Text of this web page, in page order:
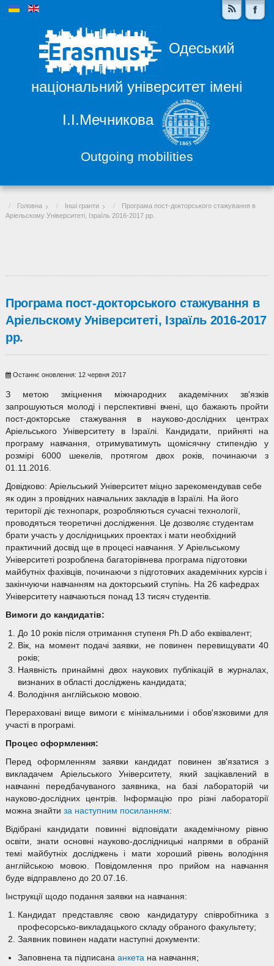
Одеський
національний університет імені
І.І.Мечникова
Outgoing mobilities
Головна Інші гранти
Програма пост-докторського стажування в
Аріельскому Університеті, Ізраїль 2016-2017 рр.
Програма пост-докторського стажування в
Аріельскому Університеті, Ізраїль 2016-2017
рр.
Останнє оновлення: 12 червня 2017
З метою зміцнення міжнародних академічних зв'язків
запрошуються молоді і перспективні вчені, що бажають пройти
пост-докторське стажування в науково-дослідних центрах
Аріельського Університету в Ізраїлі. Кандидати, прийняті на
програму навчання, отримуватимуть щомісячну стипендію у
розмірі 6000 шекелів, протягом двох років, починаючи з
01.11.2016.
Довідково: Аріельський Університет міцно зарекомендував себе
як один з провідних навчальних закладів в Ізраїлі. На його
території діє технопарк, розробляються сучасні технології,
проводяться теоретичні дослідження. Це дозволяє студентам
брати участь у дослідницьких проектах і мати необхідний
практичний досвід ще в процесі навчання. У Аріельському
Університеті розроблена багаторівнева програма підготовки
майбутніх фахівців, починаючи з підготовчих академічних курсів і
закінчуючи навчанням на докторський ступінь. На 26 кафедрах
Університету навчаються понад 13 тисяч студентів.
Вимоги до кандидатів:
До 10 років після отримання ступеня Ph.D або еквівалент;
Вік, на момент подачі заявки, не повинен перевищувати 40
років;
Наявність принаймні двох наукових публікацій в журналах,
визнаних в області досліджень кандидата;
Володіння англійською мовою.
Перераховані вище вимоги є мінімальними і обов'язковими для
участі в програмі.
Процес оформлення:
Перед оформленням заявки кандидат повинен зв'язатися з
викладачем Аріельського Університету, який зацікавлений в
навчанні передбачуваного заявника, на базі лабораторій чи
науково-дослідних центрів. Інформацію про різні лабораторії
можна знайти за наступним посиланням:
Відібрані кандидати повинні відповідати академічному рівню
освіти, знати основні науково-дослідницькі напрями в обраній
темі майбутніх досліджень і мати хороший рівень володіння
англійською мовою. Повідомлення про прийом на навчання
буде відправлено до 20.07.16.
Інструкції щодо подання заявки на навчання:
Кандидат представляє свою кандидатуру співробітника з
професорсько-викладацького складу обраного факультету;
Заявник повинен надати наступні документи:
Заповнена та підписана анкетана навчання;